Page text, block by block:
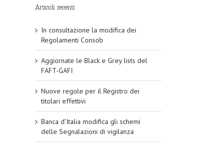
Articoli recenti
In consultazione la modifica dei
Regolamenti Consob
Aggiornate le Black e Grey lists del
FAFT-GAFI
Nuove regole per il Registro dei
titolari effettivi
Banca d’Italia modifica gli schemi
delle Segnalazioni di vigilanza